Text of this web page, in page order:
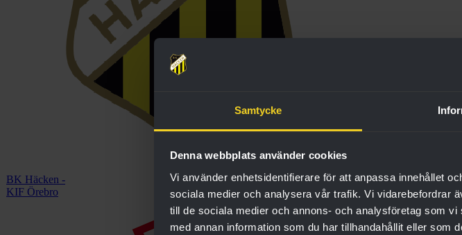
Samtycke
Denna webbplats använder cookies
Vi använder enhetsidentifierare för att anpassa innehållet
sociala medier och analysera vår trafik. Vi vidarebefordrar
till de sociala medier och annons- och analysföretag som
med annan information som du har tillhandahållit eller som
BK Häcken -
KIF Örebro